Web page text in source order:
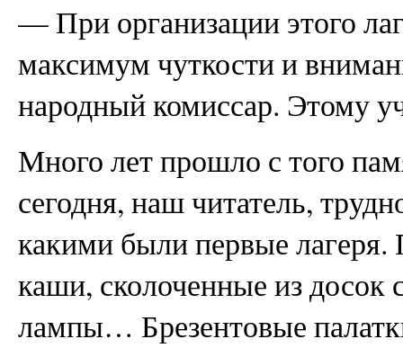
— При организации этого
максимум чуткости и
народный комиссар. Этому
Много лет прошло с того
сегодня, наш читатель,
какими были первые
каши, сколоченные из досок
лампы… Брезентовые